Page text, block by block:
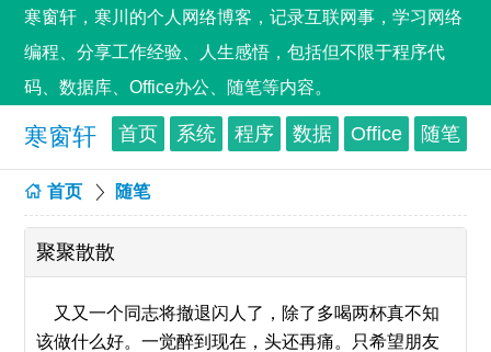
寒窗轩，寒川的个人网络博客，记录互联网事，学习网络
编程、分享工作经验、人生感悟，包括但不限于程序代
码、数据库、Office办公、随笔等内容。
寒窗轩 首页 系统 程序 数据 Office 随笔
首页 随笔
聚聚散散
又又一个同志将撤退闪人了，除了多喝两杯真不知
该做什么好。一觉醉到现在，头还再痛。只希望朋友